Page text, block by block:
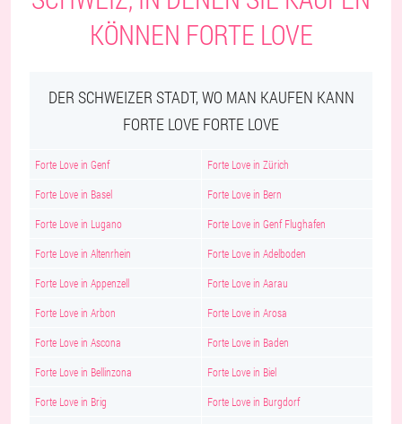
KÖNNEN FORTE LOVE
DER SCHWEIZER STADT, WO MAN KAUFEN KANN
FORTE LOVE FORTE LOVE
Forte Love in Genf Forte Love in Zürich
Forte Love in Basel Forte Love in Bern
Forte Love in Lugano Forte Love in Genf Flughafen
Forte Love in Altenrhein Forte Love in Adelboden
Forte Love in Appenzell Forte Love in Aarau
Forte Love in Arbon Forte Love in Arosa
Forte Love in Ascona Forte Love in Baden
Forte Love in Bellinzona Forte Love in Biel
Forte Love in Brig Forte Love in Burgdorf